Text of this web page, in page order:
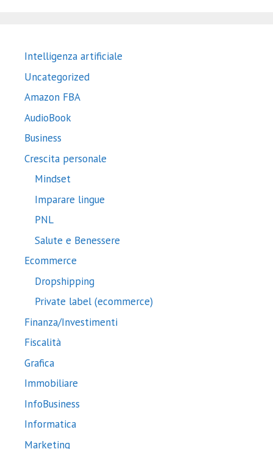
Intelligenza artificiale
Uncategorized
Amazon FBA
AudioBook
Business
Crescita personale
Mindset
Imparare lingue
PNL
Salute e Benessere
Ecommerce
Dropshipping
Private label (ecommerce)
Finanza/Investimenti
Fiscalità
Grafica
Immobiliare
InfoBusiness
Informatica
Marketing